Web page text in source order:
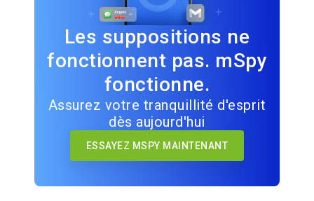
Les suppositions ne
fonctionnent pas. mSpy
fonctionne.
Assurez votre tranquillité d'esprit
dès aujourd'hui
ESSAYEZ MSPY MAINTENANT